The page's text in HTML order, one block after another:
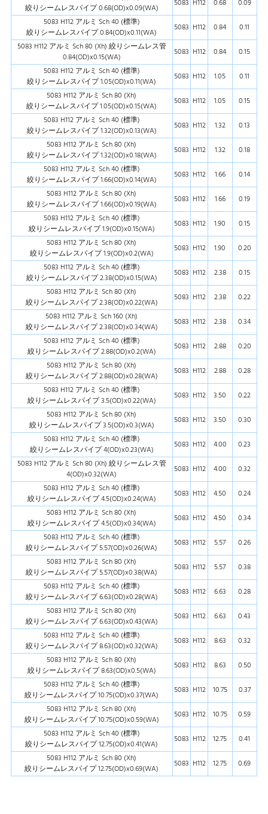
絞りシームレスパイプ 0.68(OD)x0.09(WA)
5083 H112 0.68
0.09
5083 H112 アルミ Sch 40 (標準)
絞りシームレスパイプ 0.84(OD)x0.11(WA)
5083 H112 0.84
0.11
5083 H112 アルミ Sch 80 (Xh) 絞りシームレス管
0.84(OD)x0.15(WA)
5083 H112 0.84
0.15
5083 H112 アルミ Sch 40 (標準)
絞りシームレスパイプ 1.05(OD)x0.11(WA)
5083 H112 1.05
0.11
5083 H112 アルミ Sch 80 (Xh)
絞りシームレスパイプ 1.05(OD)x0.15(WA)
5083 H112 1.05
0.15
5083 H112 アルミ Sch 40 (標準)
絞りシームレスパイプ 1.32(OD)x0.13(WA)
5083 H112 1.32
0.13
5083 H112 アルミ Sch 80 (Xh)
絞りシームレスパイプ 1.32(OD)x0.18(WA)
5083 H112 1.32
0.18
5083 H112 アルミ Sch 40 (標準)
絞りシームレスパイプ 1.66(OD)x0.14(WA)
5083 H112 1.66
0.14
5083 H112 アルミ Sch 80 (Xh)
絞りシームレスパイプ 1.66(OD)x0.19(WA)
5083 H112 1.66
0.19
5083 H112 アルミ Sch 40 (標準)
絞りシームレスパイプ 1.9(OD)x0.15(WA)
5083 H112 1.90
0.15
5083 H112 アルミ Sch 80 (Xh)
絞りシームレスパイプ 1.9(OD)x0.2(WA)
5083 H112 1.90
0.20
5083 H112 アルミ Sch 40 (標準)
絞りシームレスパイプ 2.38(OD)x0.15(WA)
5083 H112 2.38
0.15
5083 H112 アルミ Sch 80 (Xh)
絞りシームレスパイプ 2.38(OD)x0.22(WA)
5083 H112 2.38
0.22
5083 H112 アルミ Sch 160 (Xh)
絞りシームレスパイプ 2.38(OD)x0.34(WA)
5083 H112 2.38
0.34
5083 H112 アルミ Sch 40 (標準)
絞りシームレスパイプ 2.88(OD)x0.2(WA)
5083 H112 2.88
0.20
5083 H112 アルミ Sch 80 (Xh)
絞りシームレスパイプ 2.88(OD)x0.28(WA)
5083 H112 2.88
0.28
5083 H112 アルミ Sch 40 (標準)
絞りシームレスパイプ 3.5(OD)x0.22(WA)
5083 H112 3.50
0.22
5083 H112 アルミ Sch 80 (Xh)
絞りシームレスパイプ 3.5(OD)x0.3(WA)
5083 H112 3.50
0.30
5083 H112 アルミ Sch 40 (標準)
絞りシームレスパイプ 4(OD)x0.23(WA)
5083 H112 4.00
0.23
5083 H112 アルミ Sch 80 (Xh) 絞りシームレス管
4(OD)x0.32(WA)
5083 H112 4.00
0.32
5083 H112 アルミ Sch 40 (標準)
絞りシームレスパイプ 4.5(OD)x0.24(WA)
5083 H112 4.50
0.24
5083 H112 アルミ Sch 80 (Xh)
絞りシームレスパイプ 4.5(OD)x0.34(WA)
5083 H112 4.50
0.34
5083 H112 アルミ Sch 40 (標準)
絞りシームレスパイプ 5.57(OD)x0.26(WA)
5083 H112 5.57
0.26
5083 H112 アルミ Sch 80 (Xh)
絞りシームレスパイプ 5.57(OD)x0.38(WA)
5083 H112 5.57
0.38
5083 H112 アルミ Sch 40 (標準)
絞りシームレスパイプ 6.63(OD)x0.28(WA)
5083 H112 6.63
0.28
5083 H112 アルミ Sch 80 (Xh)
絞りシームレスパイプ 6.63(OD)x0.43(WA)
5083 H112 6.63
0.43
5083 H112 アルミ Sch 40 (標準)
絞りシームレスパイプ 8.63(OD)x0.32(WA)
5083 H112 8.63
0.32
5083 H112 アルミ Sch 80 (Xh)
絞りシームレスパイプ 8.63(OD)x0.5(WA)
5083 H112 8.63
0.50
5083 H112 アルミ Sch 40 (標準)
絞りシームレスパイプ 10.75(OD)x0.37(WA)
5083 H112 10.75
0.37
5083 H112 アルミ Sch 80 (Xh)
絞りシームレスパイプ 10.75(OD)x0.59(WA)
5083 H112 10.75
0.59
5083 H112 アルミ Sch 40 (標準)
絞りシームレスパイプ 12.75(OD)x0.41(WA)
5083 H112 12.75
0.41
5083 H112 アルミ Sch 80 (Xh)
絞りシームレスパイプ 12.75(OD)x0.69(WA)
5083 H112 12.75 0.69